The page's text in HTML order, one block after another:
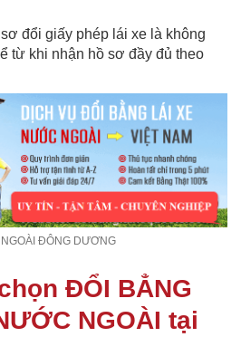
đổi giấy phép lái xe là không
từ khi nhận hồ sơ đầy đủ theo
ĐÔNG DƯƠNG
ĐỔI BẲNG
NGOÀI tại